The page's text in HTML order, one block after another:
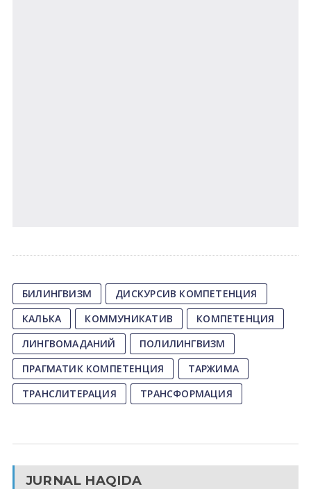
БИЛИНГВИЗМ
ДИСКУРСИВ КОМПЕТЕНЦИЯ
КАЛЬКА
КОММУНИКАТИВ
КОМПЕТЕНЦИЯ
ЛИНГВОМАДАНИЙ
ПОЛИЛИНГВИЗМ
ПРАГМАТИК КОМПЕТЕНЦИЯ
ТАРЖИМА
ТРАНСЛИТЕРАЦИЯ
ТРАНСФОРМАЦИЯ
JURNAL HAQIDA